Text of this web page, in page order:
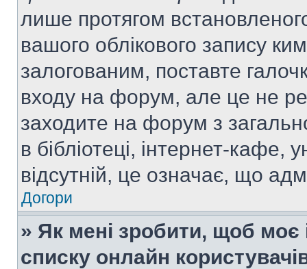
лише протягом
вашого облікового запису
залогованим, поставте
входу на форум, але це не
заходите на форум з
в бібліотеці, інтернет-кафе,
відсутній, це означає, що
Догори
» Як мені зробити, щоб моє
списку онлайн